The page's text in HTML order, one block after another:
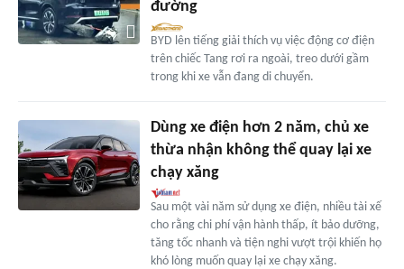
đường
BYD lên tiếng giải thích vụ việc động cơ điện
trên chiếc Tang rơi ra ngoài, treo dưới gầm
trong khi xe vẫn đang di chuyển.
Dùng xe điện hơn 2 năm, chủ xe
thừa nhận không thể quay lại xe
chạy xăng
Sau một vài năm sử dụng xe điện, nhiều tài xế
cho rằng chi phí vận hành thấp, ít bảo dưỡng,
tăng tốc nhanh và tiện nghi vượt trội khiến họ
khó lòng muốn quay lại xe chạy xăng.